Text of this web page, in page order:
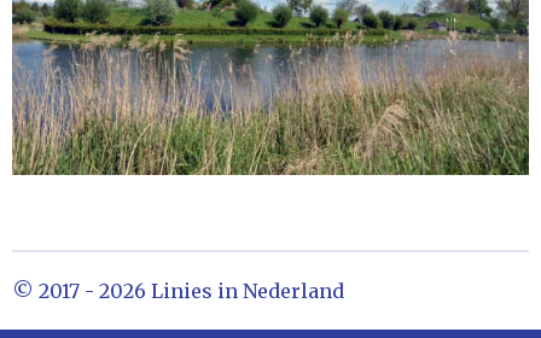
© 2017 - 2026 Linies in Nederland